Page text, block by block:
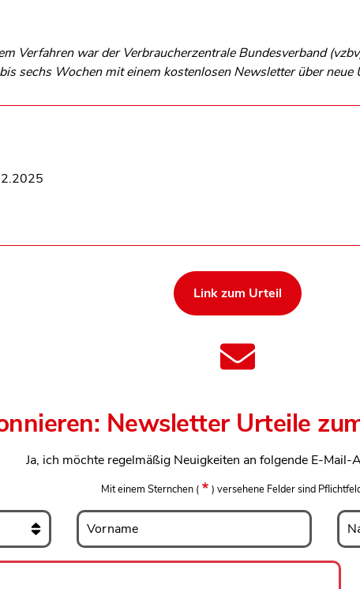
Verfahren war der Verbraucherzentrale Bundesverband
sechs Wochen mit einem kostenlosen Newsletter über
Link zum Urteil
Newsletter Urteile
Ja, ich möchte regelmäßig Neuigkeiten an folgende E-Mail-
Mit einem Sternchen ( ) versehene Felder sind
Vorname
Vorname